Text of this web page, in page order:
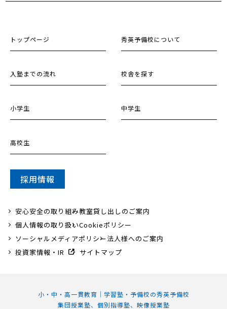
小・中・高一貫教育｜学習塾・予備校の秀英予備校
集団授業塾、個別指導塾、映像授業塾
トップページ 秀英予備校について
入塾までの流れ 校舎を探す
小学生 中学生
高校生
採用情報
安心安全の取り組み教室貸し出しのご案内
個人情報の取り扱いCookieポリシー
ソーシャルメディアポリシー法人様へのご案内
投資家情報・IR
サイトマップ